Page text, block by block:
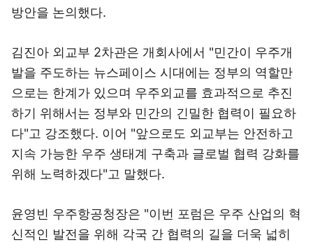
방안을 논의했다.
김진아 외교부 2차관은 개회사에서 "민간이 우주개
발을 주도하는 뉴스페이스 시대에는 정부의 역할만
으로는 한계가 있으며 우주외교를 효과적으로 추진
하기 위해서는 정부와 민간의 긴밀한 협력이 필요하
다"고 강조했다. 이어 "앞으로도 외교부는 안전하고
지속 가능한 우주 생태계 구축과 글로벌 협력 강화를
위해 노력하겠다"고 말했다.
윤영빈 우주항공청장은 "이번 포럼은 우주 산업의 혁
신적인 발전을 위해 각국 간 협력의 길을 더욱 넓히